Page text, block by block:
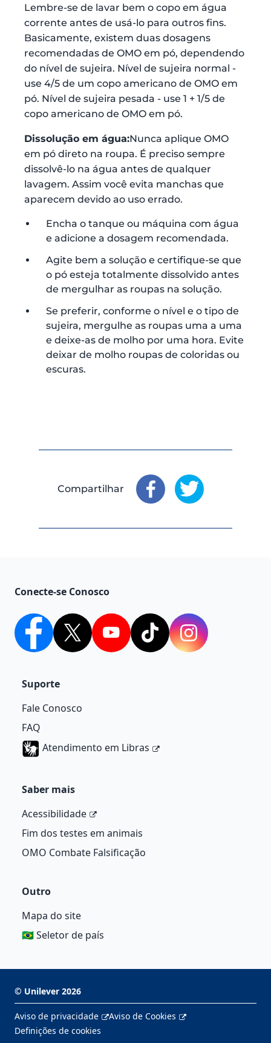
Lembre-se de lavar bem o copo em água
corrente antes de usá-lo para outros fins.
Basicamente, existem duas dosagens
recomendadas de OMO em pó, dependendo
do nível de sujeira. Nível de sujeira normal -
use 4/5 de um copo americano de OMO em
pó. Nível de sujeira pesada - use 1 + 1/5 de
copo americano de OMO em pó.
Dissolução em água:Nunca aplique OMO
em pó direto na roupa. É preciso sempre
dissolvê-lo na água antes de qualquer
lavagem. Assim você evita manchas que
aparecem devido ao uso errado.
Encha o tanque ou máquina com água
e adicione a dosagem recomendada.
Agite bem a solução e certifique-se que
o pó esteja totalmente dissolvido antes
de mergulhar as roupas na solução.
Se preferir, conforme o nível e o tipo de
sujeira, mergulhe as roupas uma a uma
e deixe-as de molho por uma hora. Evite
deixar de molho roupas de coloridas ou
escuras.
Compartilhar
CompartilharCompartilhar
Conecte-se Conosco
FacebookTwitter YouTubeTikTok Instagram
Suporte
Fale Conosco
FAQ
Atendimento em Libras
Saber mais
Acessibilidade
Fim dos testes em animais
OMO Combate Falsificação
Outro
Mapa do site
🇧🇷 Seletor de país
Os canais oficiais de OMO Brasil são
com a marca OMO ou Unilever Brasil.
sempre uma loja de sua confiança.
© Unilever 2026
Aviso de privacidade
Aviso de Cookies
Definições de cookies